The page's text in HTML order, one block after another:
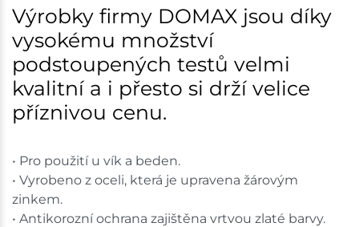
Skladové množství na prodejnách je pouze orientační.
Ceny na prodejnách se mohou lišit od cen na e-
shopu.
Výrobky firmy DOMAX jsou díky
vysokému množství
podstoupených testů velmi
kvalitní a i přesto si drží velice
příznivou cenu.
• Pro použití u vík a beden.
• Vyrobeno z oceli, která je upravena žárovým
zinkem.
• Antikorozní ochrana zajištěna vrtvou zlaté barvy.